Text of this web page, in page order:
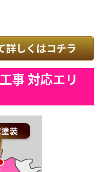
詳しくはコチラ
事 対応エリ